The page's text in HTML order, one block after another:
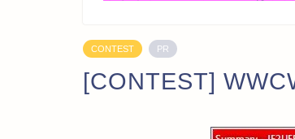
CONTEST PR
[CONTEST]